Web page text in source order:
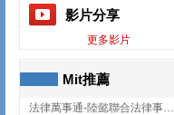
影片分享
更多影片
Mit推薦
法律萬事通-陸懿聯合法律事務所